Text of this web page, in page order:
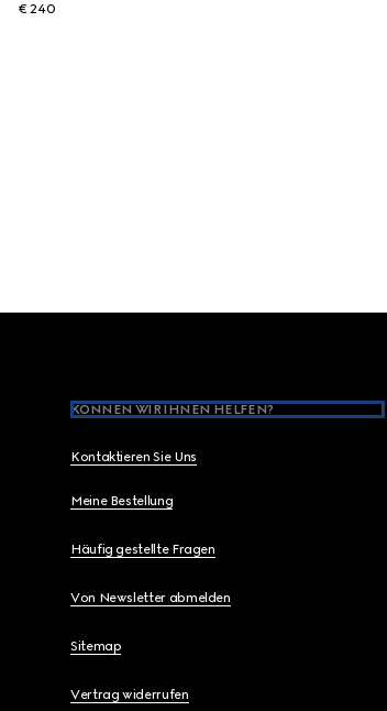
€ 240
KÖNNEN WIR IHNEN HELFEN?
Kontaktieren Sie Uns
Meine Bestellung
Häufig gestellte Fragen
Von Newsletter abmelden
Sitemap
Vertrag widerrufen